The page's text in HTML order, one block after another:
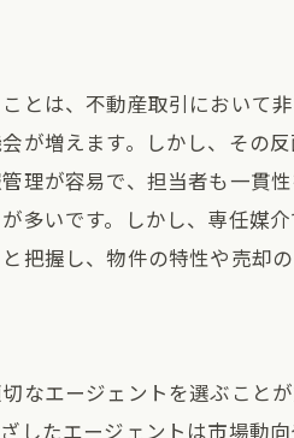
とは、不動産取引において
が増えます。しかし、その
理が容易で、担当者も一貫
多いです。しかし、専任媒
把握し、物件の特性や売却
なエージェントを選ぶこと
したエージェントは市場動